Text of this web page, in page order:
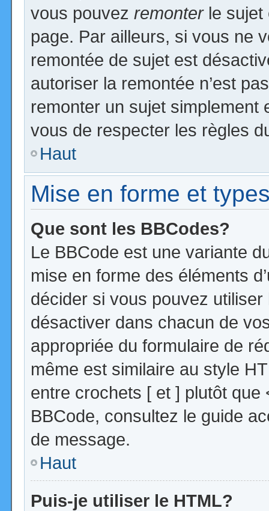
vous pouvez remonterle sujet
page. Par ailleurs, si vous ne
remontée de sujet est
autoriser la remontée n’est
remonter un sujet
vous de respecter les règles
Haut
Mise en forme et
Que sont les BBCodes?
Le BBCode est une variante
mise en forme des éléments
décider si vous pouvez
désactiver dans chacun de
appropriée du formulaire de
même est similaire au style
entre crochets [ et ] plutôt que
BBCode, consultez le guide
de message.
Haut
Puis-je utiliser le HTML?